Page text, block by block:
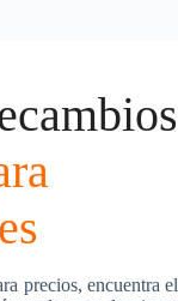
precios, encuentra el